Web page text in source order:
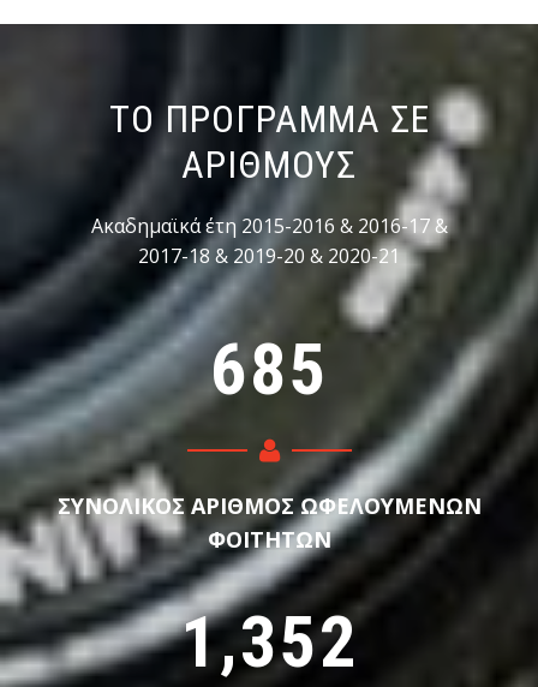
ΤΟ ΠΡΟΓΡΑΜΜΑ ΣΕ
ΑΡΙΘΜΟΥΣ
Ακαδημαϊκά έτη 2015-2016 & 2016-17 &
2017-18 & 2019-20 & 2020-21
685
ΣΥΝΟΛΙΚΟΣ ΑΡΙΘΜΟΣ ΩΦΕΛΟΥΜΕΝΩΝ
ΦΟΙΤΗΤΩΝ
1,352